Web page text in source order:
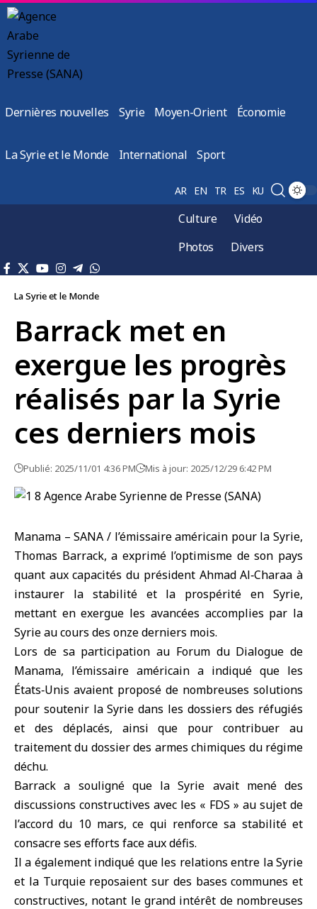
Dernières nouvelles Syrie Moyen-Orient Économie
La Syrie et le Monde International Sport
AR EN TR ES KU
Culture
Vidéo
Photos
Divers
La Syrie et le Monde
Barrack met en
exergue les progrès
réalisés par la Syrie
ces derniers mois
Publié: 2025/11/01 4:36 PM Mis à jour: 2025/12/29 6:42 PM
Manama – SANA / l’émissaire américain pour la Syrie,
Thomas Barrack, a exprimé l’optimisme de son pays
quant aux capacités du président Ahmad Al‑Charaa à
instaurer la stabilité et la prospérité en Syrie,
mettant en exergue les avancées accomplies par la
Syrie au cours des onze derniers mois.
Lors de sa participation au Forum du Dialogue de
Manama, l’émissaire américain a indiqué que les
États‑Unis avaient proposé de nombreuses solutions
pour soutenir la Syrie dans les dossiers des réfugiés
et des déplacés, ainsi que pour contribuer au
traitement du dossier des armes chimiques du régime
déchu.
Barrack a souligné que la Syrie avait mené des
discussions constructives avec les « FDS » au sujet de
l’accord du 10 mars, ce qui renforce sa stabilité et
consacre ses efforts face aux défis.
Il a également indiqué que les relations entre la Syrie
et la Turquie reposaient sur des bases communes et
constructives, notant le grand intérêt de nombreuses